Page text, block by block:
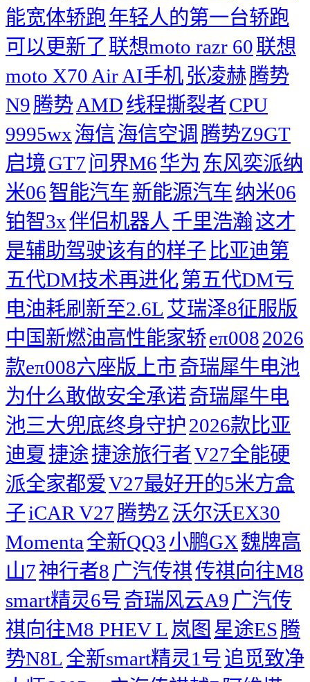
能宽体轿跑年轻人的第一台轿跑
可以更新了 联想moto razr 60联想
moto X70 Air AI手机张凌赫腾势
N9腾势AMD线程撕裂者CPU
9995wx海信海信空调 腾势Z9GT
启境GT7 问界M6华为 东风奕派纳
米06智能汽车新能源汽车纳米06
铂智3x伴侣机器人 千里浩瀚这才
是辅助驾驶该有的样子 比亚迪第
五代DM技术再进化第五代DM亏
电油耗刷新至2.6L 艾瑞泽8征服版
中国新燃油高性能家轿eπ0082026
款eπ008六座版上市奇瑞犀牛电池
为什么敢做安全承诺奇瑞犀牛电
池三大兜底终身守护2026款比亚
迪夏 捷途捷途旅行者V27全能硬
派全家都爱V27最好开的5米方盒
子iCAR V27腾势Z 沃尔沃EX30
Momenta 全新QQ3小鹏GX魏牌高
山7神行者8 广汽传祺传祺向往M8
smart精灵6号奇瑞风云A9 广汽传
祺向往M8 PHEV L 岚图 星途ES腾
势N8L 全新smart精灵1号追觅致净